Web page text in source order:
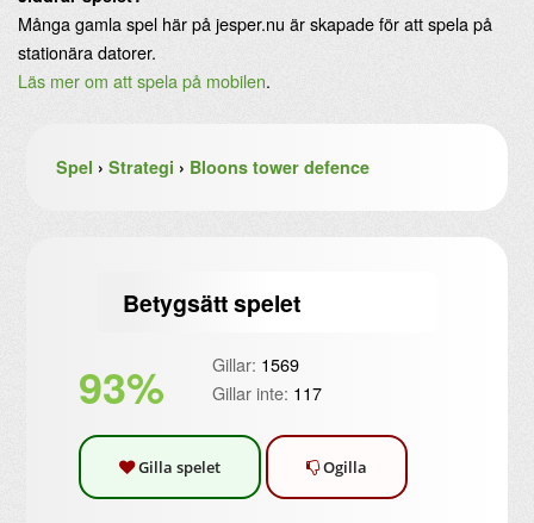
Många gamla spel här på jesper.nu är skapade för att spela på
stationära datorer.
Läs mer om att spela på mobilen.
Spel › Strategi › Bloons tower defence
Betygsätt spelet
93% Gillar: 1569
Gillar inte: 117
Gilla spelet Ogilla